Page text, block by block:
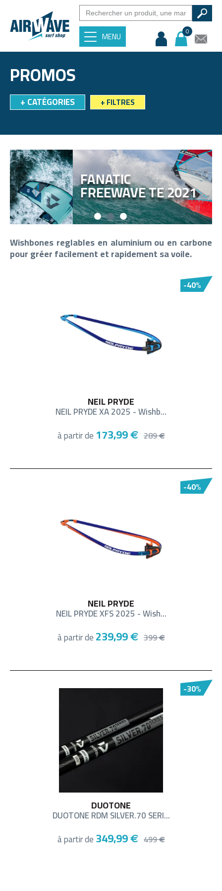
MENU 0
PROMOS
+CATÉGORIES +FILTRES
FANATIC
FREEWAVE TE 2021
Wishbones reglables en aluminium ou en carbone
pour gréer facilement et rapidement sa voile.
-40%
NEIL PRYDE
NEIL PRYDE XA 2025 - Wishb...
à partir de173,99 € 289€
-40%
NEIL PRYDE
NEIL PRYDE XFS 2025 - Wish...
à partir de239,99 € 399€
-30%
DUOTONE
DUOTONE RDM SILVER.70 SERI...
à partir de349,99 € 499€